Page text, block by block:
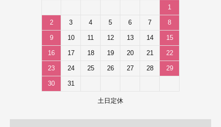
1
2 3 4 5 6 7 8
9 10 11 12 13 14 15
16 17 18 19 20 21 22
23 24 25 26 27 28 29
30 31
土日定休